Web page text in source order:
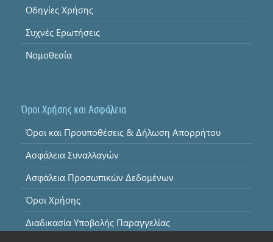
Οδηγίες Χρήσης
Συχνές Ερωτήσεις
Νομοθεσία
Όροι Χρήσης και Ασφάλεια
Όροι και Προϋποθέσεις & Δήλωση Απορρήτου
Ασφάλεια Συναλλαγών
Ασφάλεια Προσωπικών Δεδομένων
Όροι Χρήσης
Διαδικασία Υποβολής Παραγγελίας